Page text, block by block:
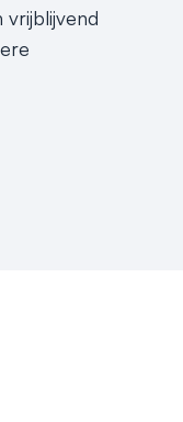
vrijblijvend